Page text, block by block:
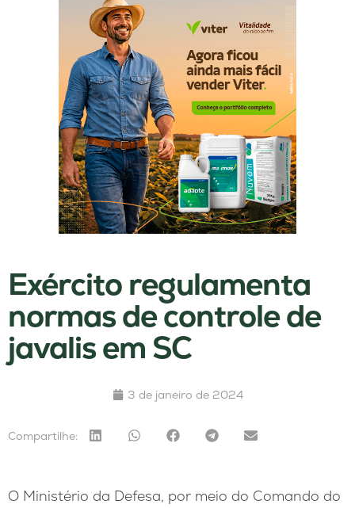
Exército regulamenta
normas de controle de
javalis em SC
3 de janeiro de 2024
Compartilhe:
O Ministério da Defesa, por meio do Comando do